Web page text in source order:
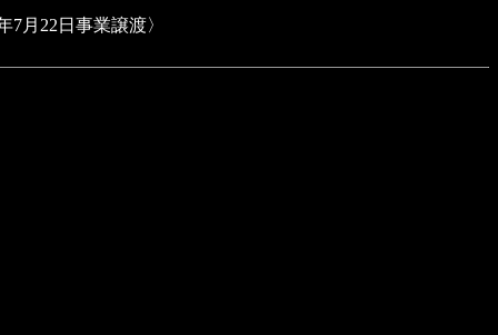
月22日事業譲渡〉